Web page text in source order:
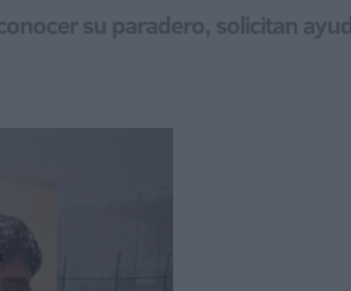
su paradero, solicitan